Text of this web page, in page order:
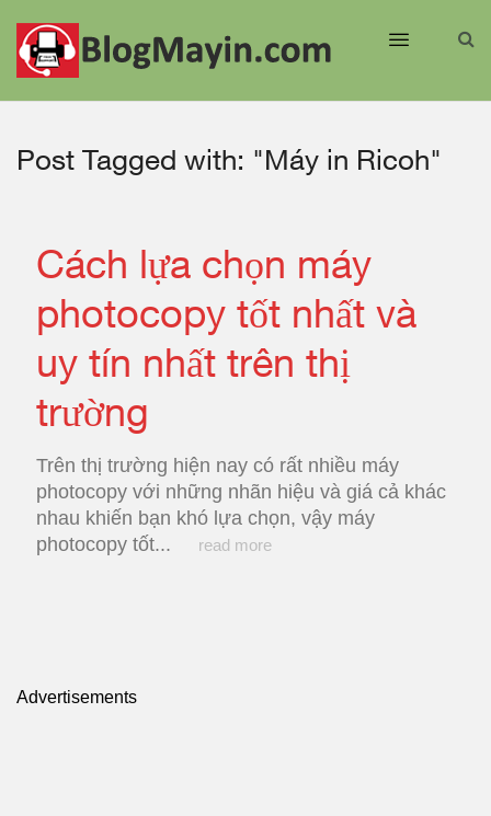
Post Tagged with: "Máy in Ricoh"
Cách lựa chọn máy
photocopy tốt nhất và
uy tín nhất trên thị
trường
Trên thị trường hiện nay có rất nhiều máy
photocopy với những nhãn hiệu và giá cả khác
nhau khiến bạn khó lựa chọn, vậy máy
photocopy tốt...
read more
Advertisements